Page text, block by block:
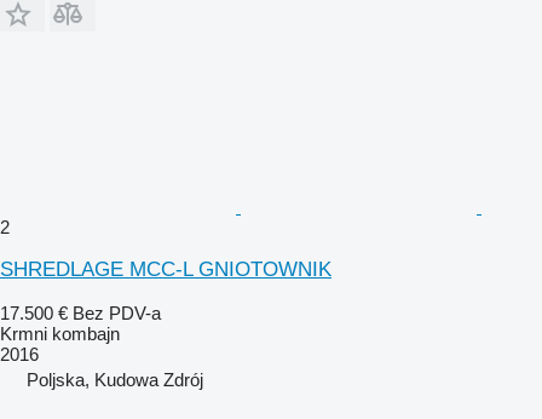
2
SHREDLAGE MCC-L GNIOTOWNIK
17.500 € Bez PDV-a
Krmni kombajn
2016
Poljska, Kudowa Zdrój